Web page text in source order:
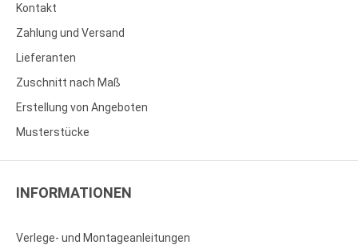
Kontakt
Zahlung und Versand
Lieferanten
Zuschnitt nach Maß
Erstellung von Angeboten
Musterstücke
INFORMATIONEN
Verlege- und Montageanleitungen